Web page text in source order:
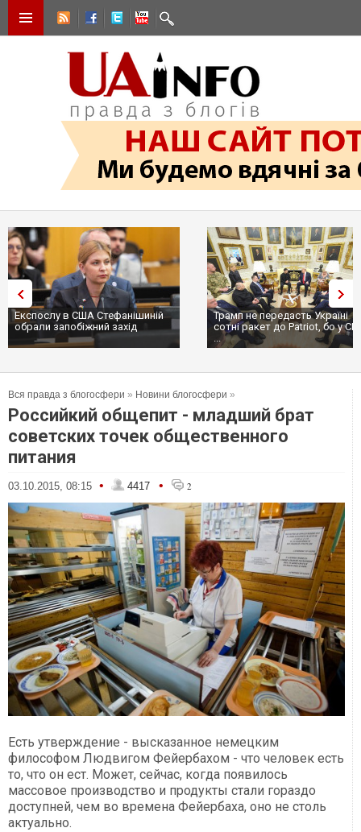
Трамп не передасть Україні
сотні ракет до Patriot, бо у США
Вибух у ресторані в Москві:
ціллю був головком ВКС
пр...
Вся правда з блогосфери » Новини блогосфери »
Российкий общепит - младший брат
советских точек общественного
питания
03.10.2015, 08:15 • 4417 • 2
Есть утверждение - высказанное немецким
философом Людвигом Фейербахом - что человек есть
то, что он ест. Может, сейчас, когда появилось
массовое производство и продукты стали гораздо
доступней, чем во времена Фейербаха, оно не столь
актуально.